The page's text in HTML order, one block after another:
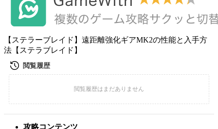
【ステラーブレイド】遠距離強化ギアMK2の性能と入手方
法【ステラブレイド】
攻略コンテンツ